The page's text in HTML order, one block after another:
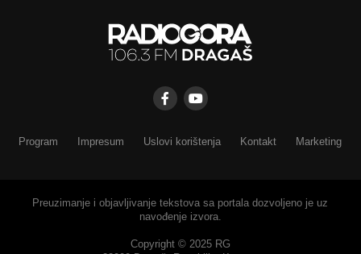
Program Impresum Uslovi korištenja Kontakt Marketing
Preuzimanje i objavljivanje tekstova sa portala dozvoljeno je uz
navođenje izvora.
Copyright © 2025 RG